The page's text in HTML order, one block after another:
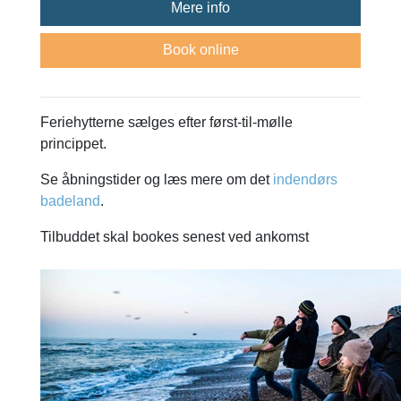
Mere info
Book online
Feriehytterne sælges efter først-til-mølle
princippet.
Se åbningstider og læs mere om det indendørs
badeland.
Tilbuddet skal bookes senest ved ankomst